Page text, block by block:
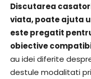
Discutarea
viata, poate ajuta
este pregatit
obiective
au idei diferite
destule modalitati